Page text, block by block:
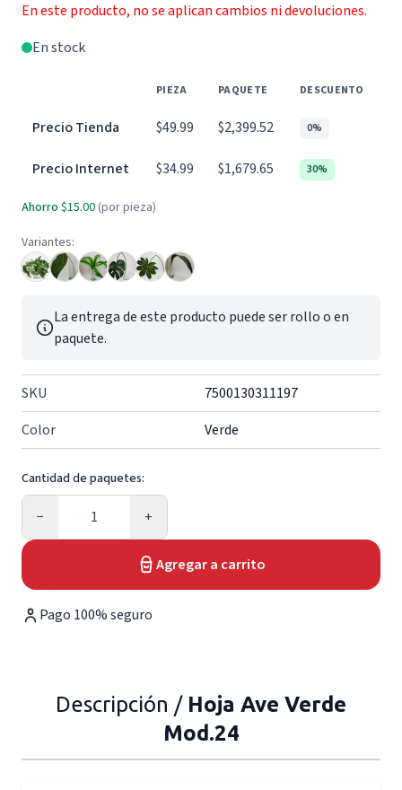
En este producto, no se aplican cambios ni devoluciones.
En stock
PIEZA PAQUETE DESCUENTO
Precio Tienda $49.99 $2,399.52 0%
Precio Internet $34.99 $1,679.65 30%
Ahorro $15.00 (por pieza)
Variantes:
La entrega de este producto puede ser rollo o en
paquete.
SKU
7500130311197
Color
Verde
Cantidad de paquetes:
−
Cantidad
+
Agregar a carrito
Pago 100% seguro
Descripción / Hoja Ave Verde
Mod.24